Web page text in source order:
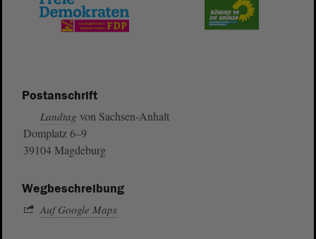
Postanschrift
Landtag von Sachsen-Anhalt
Domplatz 6–9
39104 Magdeburg
Wegbeschreibung
Auf Google Maps